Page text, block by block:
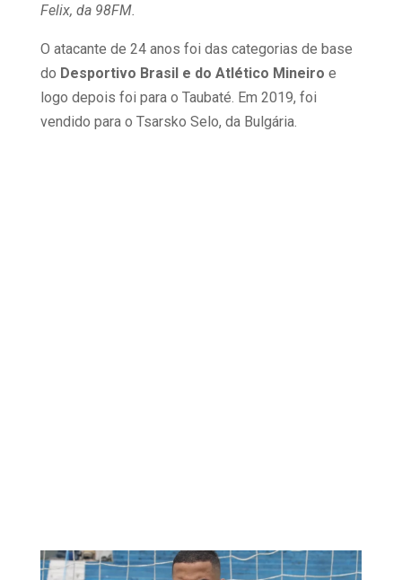
Felix, da 98FM.
O atacante de 24 anos foi das categorias de base
do Desportivo Brasil e do Atlético Mineiro e
logo depois foi para o Taubaté. Em 2019, foi
vendido para o Tsarsko Selo, da Bulgária.